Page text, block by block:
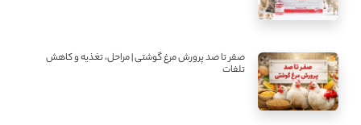
صفر تا صد پرورش مرغ گوشتی | مراحل، تغذیه و کاهش
تلفات